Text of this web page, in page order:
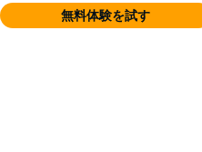
無料体験を試す